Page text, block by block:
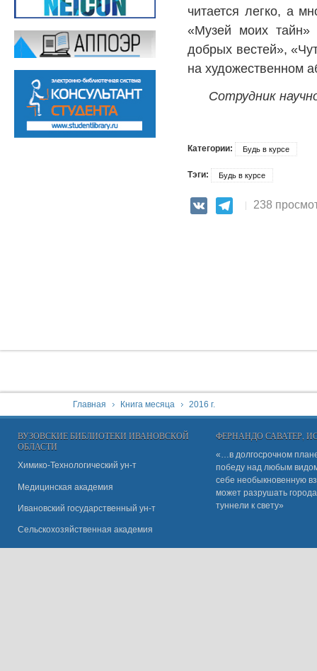
читается легко, а
«Музей моих тайн»
добрых вестей»,
на художественном
Сотрудник
Категории: Будь в курсе
Тэги: Будь в курсе
VK Telegram
238
Главная Книга месяца 2016 г.
ВУЗОВСКИЕ БИБЛИОТЕКИ ИВАНОВСКОЙ
ОБЛАСТИ
Химико-Технологический ун-т
Медицинская академия
Ивановский государственный ун-т
Сельскохозяйственная академия
ФЕРНАНДО САВАТЕР,
«…в долгосрочном
победу над любым
себе необыкновенную
может разрушать
туннели к свету»